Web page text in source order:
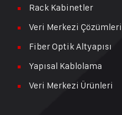
Rack Kabinetler
Veri Merkezi Çözümleri
Fiber Optik Altyapısı
Yapısal Kablolama
Veri Merkezi Ürünleri